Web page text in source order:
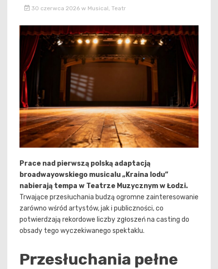
30 czerwca 2026 w Musical Teatr
Prace nad pierwszą polską adaptacją
broadwayowskiego musicalu „Kraina lodu”
nabierają tempa w Teatrze Muzycznym w Łodzi.
Trwające przesłuchania budzą ogromne zainteresowanie
zarówno wśród artystów, jak i publiczności, co
potwierdzają rekordowe liczby zgłoszeń na casting do
obsady tego wyczekiwanego spektaklu.
Przesłuchania pełne